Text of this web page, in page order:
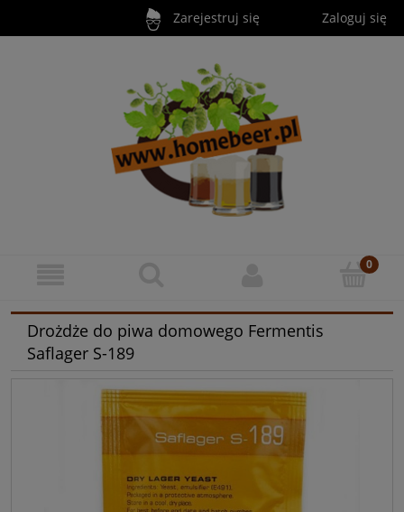
Zarejestruj się Zaloguj się
Drożdże do piwa domowego Fermentis
Saflager S-189